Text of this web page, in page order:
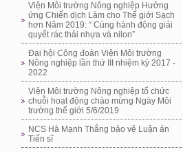
Viện Môi trường Nông nghiệp Hưởng
ứng Chiến dịch Làm cho Thế giới Sạch
hơn Năm 2019: “ Cùng hành động giải
quyết rác thải nhựa và nilon”
Đại hội Công đoàn Viện Môi trường
Nông nghiệp lần thứ III nhiệm kỳ 2017 -
2022
Viện Môi trường Nông nghiệp tổ chức
chuỗi hoạt động chào mừng Ngày Môi
trường thế giới 5/6/2019
NCS Hà Mạnh Thắng bảo vệ Luận án
Tiến sĩ